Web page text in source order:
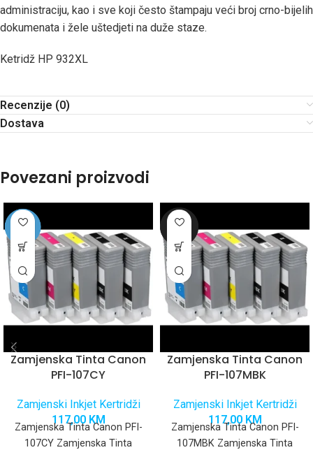
administraciju, kao i sve koji često štampaju veći broj crno-bijelih
dokumenata i žele uštedjeti na duže staze.
Ketridž HP 932XL
Recenzije (0)
Dostava
Povezani proizvodi
Zamjenska Tinta Canon
PFI-107CY
Zamjenski Inkjet Kertridži
117,00 KM
Zamjenska Tinta Canon PFI-
107CY Zamjenska Tinta
Zamjenska Tinta Canon
PFI-107MBK
Zamjenski Inkjet Kertridži
117,00 KM
Zamjenska Tinta Canon PFI-
107MBK Zamjenska Tinta